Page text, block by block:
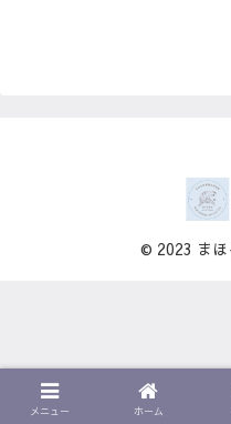
© 2023 まほ
メニュー ホーム